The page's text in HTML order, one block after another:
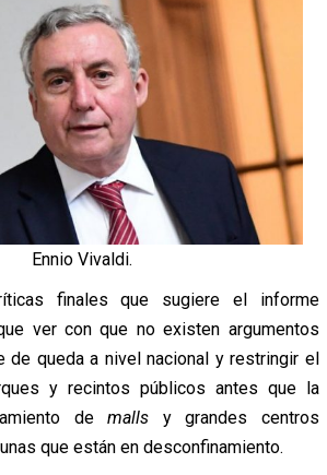
Ennio Vivaldi.
finales que sugiere el informe
ver con que no existen argumentos
de queda a nivel nacional y restringir el
y recintos públicos antes que la
demalls y grandes centros
que están en desconfinamiento.